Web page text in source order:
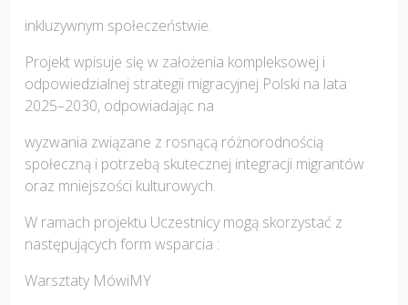
inkluzywnym społeczeństwie.
Projekt wpisuje się w założenia kompleksowej i
odpowiedzialnej strategii migracyjnej Polski na lata
2025–2030, odpowiadając na
wyzwania związane z rosnącą różnorodnością
społeczną i potrzebą skutecznej integracji migrantów
oraz mniejszości kulturowych.
W ramach projektu Uczestnicy mogą skorzystać z
następujących form wsparcia :
Warsztaty MówiMY